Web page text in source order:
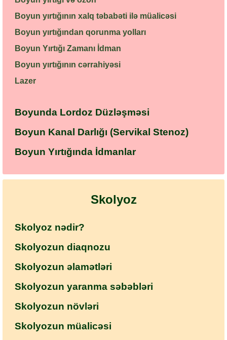
Boyun yırtığının xalq təbabəti ilə müalicəsi
Boyun yırtığından qorunma yolları
Boyun Yırtığı Zamanı İdman
Boyun yırtığının cərrahiyəsi
Lazer
Boyunda Lordoz Düzləşməsi
Boyun Kanal Darlığı (Servikal Stenoz)
Boyun Yırtığında İdmanlar
Skolyoz
Skolyoz nədir?
Skolyozun diaqnozu
Skolyozun əlamətləri
Skolyozun yaranma səbəbləri
Skolyozun növləri
Skolyozun müalicəsi